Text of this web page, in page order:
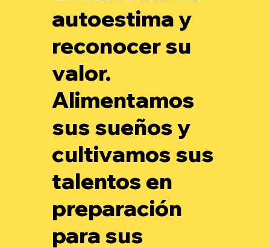
autoestima y
reconocer su
valor.
Alimentamos
sus sueños y
cultivamos sus
talentos en
preparación
para sus